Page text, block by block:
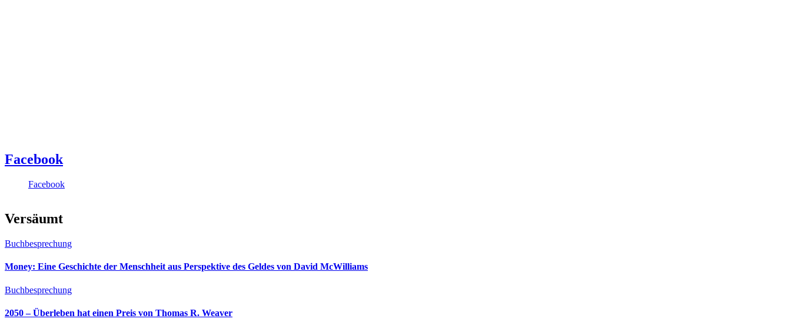
Facebook
Facebook
Versäumt
Buchbesprechung
Money: Eine Geschichte der Menschheit aus Perspektive des Geldes von David McWilliams
Buchbesprechung
2050 – Überleben hat einen Preis von Thomas R. Weaver